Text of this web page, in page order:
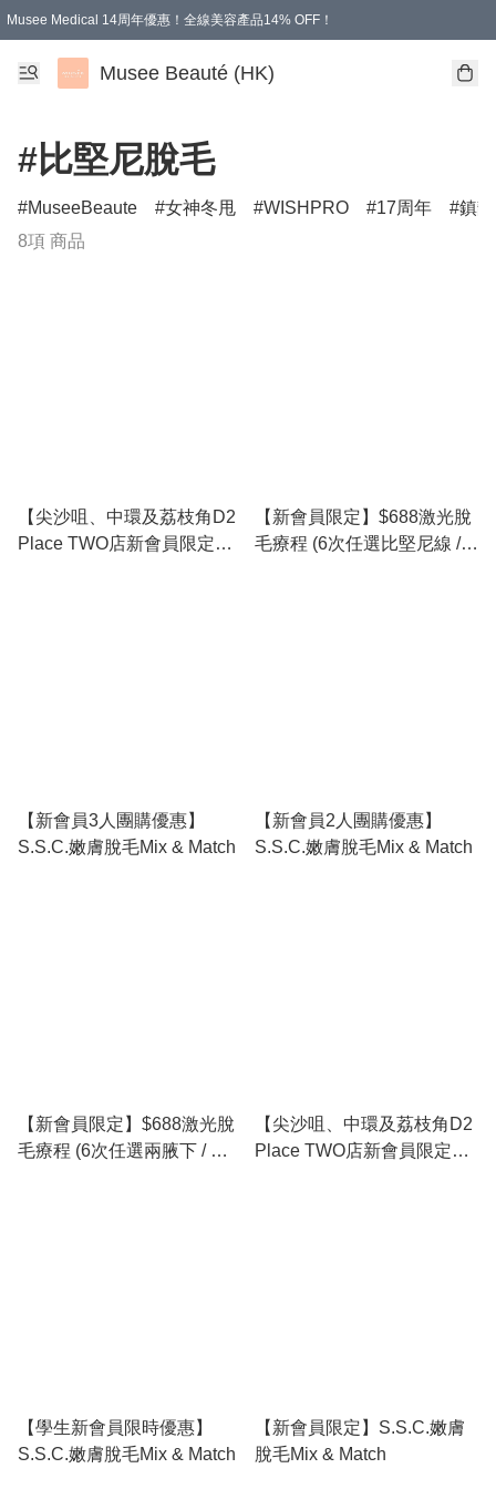
Musee Medical 14周年優惠！全線美容產品14% OFF！
凡購物滿HKD 500.00即享運費減免優惠
Musee Beauté (HK)
#比堅尼脫毛
MuseeBeaute 女神冬甩 WISHPRO 17周年
鎮
8項 商品
【尖沙咀、中環及荔枝角D2
Place TWO店新會員限定】
【新會員限定】$688激光脫
毛療程 (6次任選比堅尼線 /
【新會員3人團購優惠】
S.S.C.嫩膚脫毛Mix & Match
【新會員2人團購優惠】
S.S.C.嫩膚脫毛Mix & Match
【新會員限定】$688激光脫
毛療程 (6次任選兩腋下 / 上
【尖沙咀、中環及荔枝角D2
Place TWO店新會員限定】
【學生新會員限時優惠】
S.S.C.嫩膚脫毛Mix & Match
【新會員限定】S.S.C.嫩膚
脫毛Mix & Match